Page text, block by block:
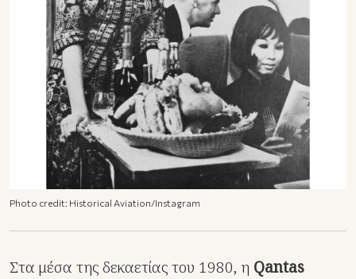
Photo credit: Historical Aviation/Instagram
Στα μέσα της δεκαετίας του 1980, η Qantas